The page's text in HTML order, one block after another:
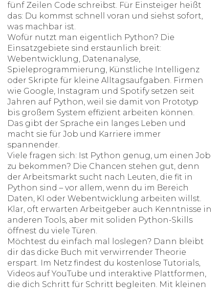
fünf Zeilen Code schreibst. Für Einsteiger heißt
das: Du kommst schnell voran und siehst sofort,
was machbar ist.
Wofür nutzt man eigentlich Python? Die
Einsatzgebiete sind erstaunlich breit:
Webentwicklung, Datenanalyse,
Spieleprogrammierung, Künstliche Intelligenz
oder Skripte für kleine Alltagsaufgaben. Firmen
wie Google, Instagram und Spotify setzen seit
Jahren auf Python, weil sie damit von Prototyp
bis großem System effizient arbeiten können.
Das gibt der Sprache ein langes Leben und
macht sie für Job und Karriere immer
spannender.
Viele fragen sich: Ist Python genug, um einen Job
zu bekommen? Die Chancen stehen gut, denn
der Arbeitsmarkt sucht nach Leuten, die fit in
Python sind – vor allem, wenn du im Bereich
Daten, KI oder Webentwicklung arbeiten willst.
Klar, oft erwarten Arbeitgeber auch Kenntnisse in
anderen Tools, aber mit soliden Python-Skills
öffnest du viele Türen.
Möchtest du einfach mal loslegen? Dann bleibt
dir das dicke Buch mit verwirrender Theorie
erspart. Im Netz findest du kostenlose Tutorials,
Videos auf YouTube und interaktive Plattformen,
die dich Schritt für Schritt begleiten. Mit kleinen